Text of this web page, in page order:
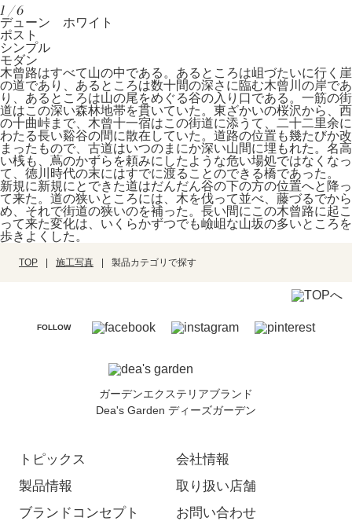
TOP 施工写真 製品カテゴリで探す
1/6
デューン ホワイト
ポスト
シンプル
モダン
木曾路はすべて山の中である。あるところは岨づたいに行く崖
の道であり、あるところは数十間の深さに臨む木曾川の岸であ
り、あるところは山の尾をめぐる谷の入り口である。一筋の街
道はこの深い森林地帯を貫いていた。東ざかいの桜沢から、西
の十曲峠まで、木曾十一宿はこの街道に添うて、二十二里余に
わたる長い谿谷の間に散在していた。道路の位置も幾たびか改
まったもので、古道はいつのまにか深い山間に埋もれた。名高
い桟も、蔦のかずらを頼みにしたような危い場処ではなくなっ
て、徳川時代の末にはすでに渡ることのできる橋であった。
新規に新規にとできた道はだんだん谷の下の方の位置へと降っ
て来た。道の狭いところには、木を伐って並べ、藤づるでから
め、それで街道の狭いのを補った。長い間にこの木曾路に起こ
って来た変化は、いくらかずつでも嶮岨な山坂の多いところを
歩きよくした。
FOLLOW
ガーデンエクステリアブランド
Dea's Garden ディーズガーデン
トピックス
製品情報
ブランドコンセプト
会社情報
取り扱い店舗
お問い合わせ